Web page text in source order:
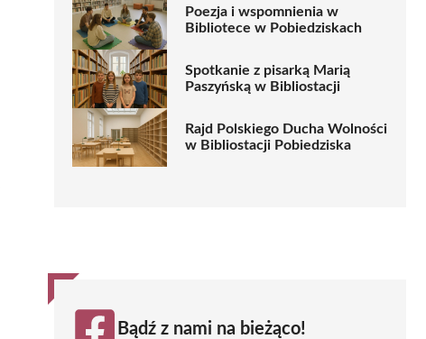
Poezja i wspomnienia w
Bibliotece w Pobiedziskach
Spotkanie z pisarką Marią
Paszyńską w Bibliostacji
Rajd Polskiego Ducha Wolności
w Bibliostacji Pobiedziska
Bądź z nami na bieżąco!